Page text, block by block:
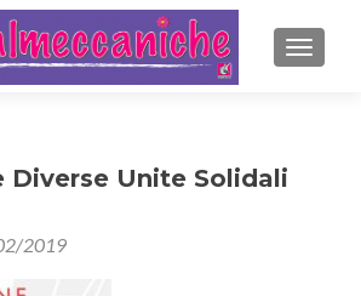
Diverse Unite Solidali
2019